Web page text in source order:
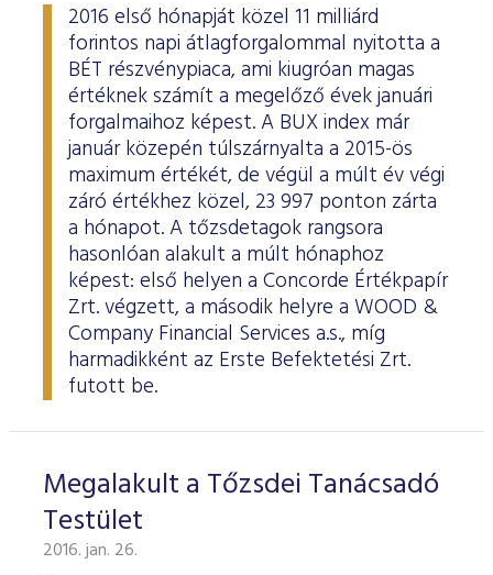
2016 első hónapját közel 11 milliárd
forintos napi átlagforgalommal nyitotta a
BÉT részvénypiaca, ami kiugróan magas
értéknek számít a megelőző évek januári
forgalmaihoz képest. A BUX index már
január közepén túlszárnyalta a 2015-ös
maximum értékét, de végül a múlt év végi
záró értékhez közel, 23 997 ponton zárta
a hónapot. A tőzsdetagok rangsora
hasonlóan alakult a múlt hónaphoz
képest: első helyen a Concorde Értékpapír
Zrt. végzett, a második helyre a WOOD &
Company Financial Services a.s., míg
harmadikként az Erste Befektetési Zrt.
futott be.
Megalakult a Tőzsdei Tanácsadó
Testület
2016. jan. 26.